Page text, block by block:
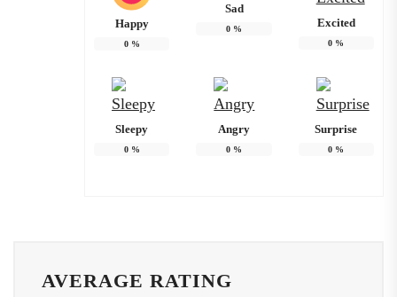
Happy
0%
Sad
0 % Excited
0 %
Sleepy
0%
Angry
0 %
Surprise
0 %
AVERAGE RATING